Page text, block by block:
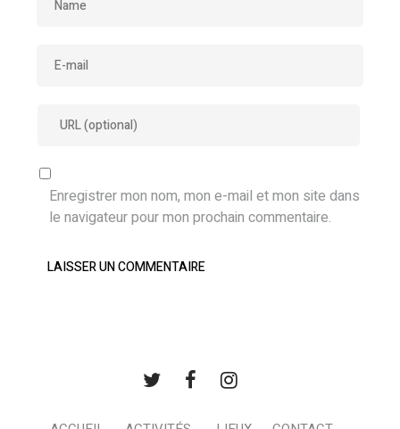
Enregistrer mon nom, mon e-mail et mon site dans
le navigateur pour mon prochain commentaire.